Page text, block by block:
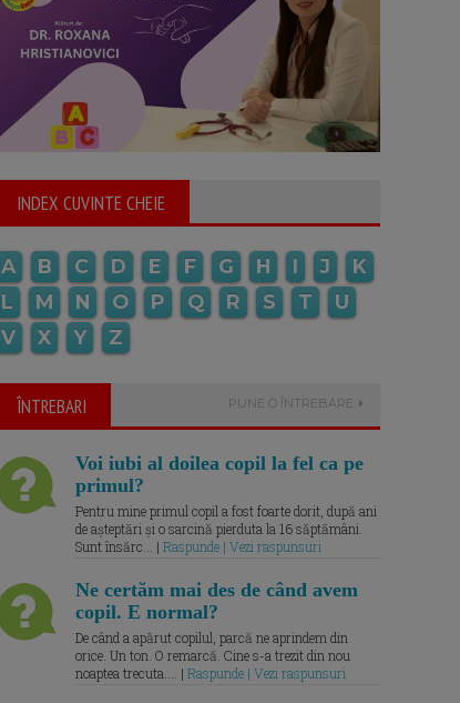
INDEX CUVINTE CHEIE
A B C D E F G H I J
K
L
M N O P Q R S T
U
V
X Y Z
ÎNTREBARI PUNE O ÎNTREBARE
Voi iubi al doilea copil la fel ca pe
primul?
Pentru mine primul copil a fost foarte dorit, după ani
de așteptări și o sarcină pierduta la 16 săptămâni.
Sunt însărc... | Raspunde | Vezi raspunsuri
Ne certăm mai des de când avem
copil. E normal?
De când a apărut copilul, parcă ne aprindem din
orice. Un ton. O remarcă. Cine s-a trezit din nou
noaptea trecuta.... | Raspunde | Vezi raspunsuri